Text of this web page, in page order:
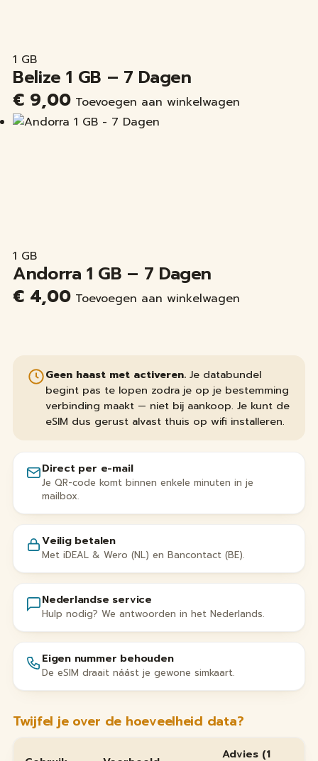
1 GB
Belize 1 GB – 7 Dagen
€ 9,00 Toevoegen aan winkelwagen
1 GB
Andorra 1 GB – 7 Dagen
€ 4,00 Toevoegen aan winkelwagen
Geen haast met activeren. Je databundel
begint pas te lopen zodra je op je bestemming
verbinding maakt — niet bij aankoop. Je kunt de
eSIM dus gerust alvast thuis op wifi installeren.
Direct per e-mail
Je QR-code komt binnen enkele minuten in je
mailbox.
Veilig betalen
Met iDEAL & Wero (NL) en Bancontact (BE).
Nederlandse service
Hulp nodig? We antwoorden in het Nederlands.
Eigen nummer behouden
De eSIM draait náást je gewone simkaart.
Twijfel je over de hoeveelheid data?
Advies (1